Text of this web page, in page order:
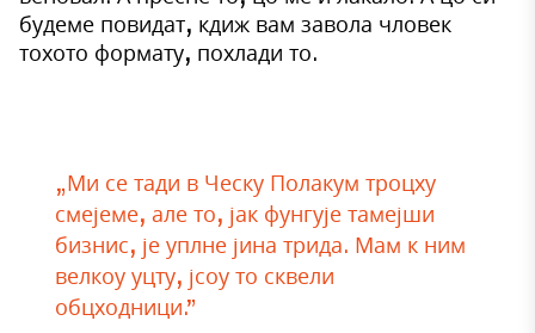
будеме повидат, кдиж вам завола чловек
тохото формату, похлади то.
„Ми се тади в Ческу Полакум троцху
смејеме, але то, јак фунгује тамејши
бизнис, је уплне јина трида. Мам к ним
велкоу уцту, јсоу то сквели
обцходници.”